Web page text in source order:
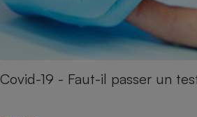
Covid-19 - Faut-il passer un